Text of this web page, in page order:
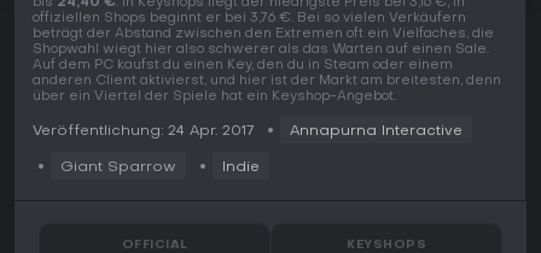
bis 24,40 €. In Keyshops liegt der niedrigste Preis bei 3,16 €, in
offiziellen Shops beginnt er bei 3,76 €. Bei so vielen Verkäufern
beträgt der Abstand zwischen den Extremen oft ein Vielfaches, die
Shopwahl wiegt hier also schwerer als das Warten auf einen Sale.
Auf dem PC kaufst du einen Key, den du in Steam oder einem
anderen Client aktivierst, und hier ist der Markt am breitesten, denn
über ein Viertel der Spiele hat ein Keyshop-Angebot.
Veröffentlichung: 24 Apr. 2017 Annapurna Interactive
Giant Sparrow Indie
OFFICIAL KEYSHOPS